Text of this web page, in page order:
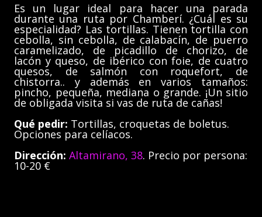
Es un lugar ideal para hacer una parada
durante una ruta por Chamberí. ¿Cuál es su
especialidad? Las tortillas. Tienen tortilla con
cebolla, sin cebolla, de calabacín, de puerro
caramelizado, de picadillo de chorizo, de
lacón y queso, de ibérico con foie, de cuatro
quesos, de salmón con roquefort, de
chistorra.. y además en varios tamaños:
pincho, pequeña, mediana o grande. ¡Un sitio
de obligada visita si vas de ruta de cañas!
Qué pedir: Tortillas, croquetas de boletus.
Opciones para celíacos.
Dirección: Altamirano, 38. Precio por persona:
10-20 €